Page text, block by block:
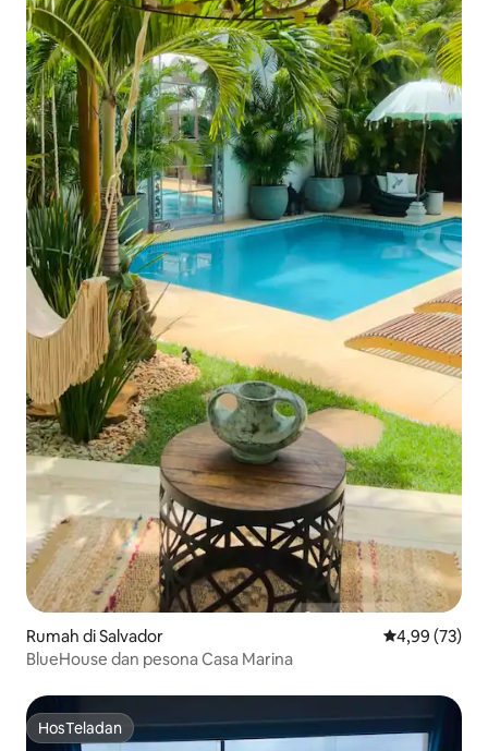
Rumah di Salvador Nilai rata-rata
4,99 (73)
BlueHouse dan pesona Casa Marina
HosTeladan
HosTeladan